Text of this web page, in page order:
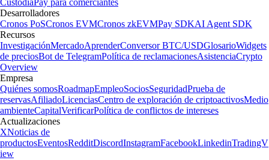
Custodia Pay para comerciantes
Desarrolladores
Cronos PoSCronos EVMCronos zkEVMPay SDKAI Agent SDK
Recursos
InvestigaciónMercadoAprenderConversor BTC/USDGlosarioWidgets
de preciosBot de TelegramPolítica de reclamacionesAsistenciaCrypto
Overview
Empresa
Quiénes somosRoadmapEmpleoSociosSeguridadPrueba de
reservasAfiliadoLicenciasCentro de exploración de criptoactivosMedio
ambienteCapitalVerificarPolítica de conflictos de intereses
Actualizaciones
XNoticias de
productosEventosRedditDiscordInstagramFacebookLinkedinTradingV
iew